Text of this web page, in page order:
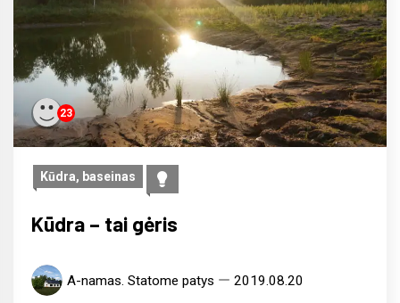
23
Kūdra, baseinas
Kūdra – tai gėris
A-namas. Statome patys 2019.08.20